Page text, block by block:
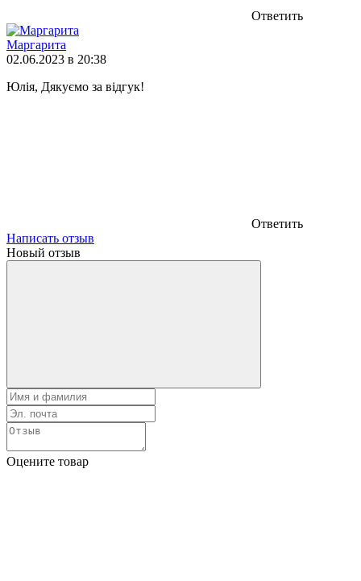
Ответить
Маргарита
02.06.2023 в 20:38
Юлія, Дякуємо за відгук!
Ответить
Написать отзыв
Новый отзыв
Оцените товар